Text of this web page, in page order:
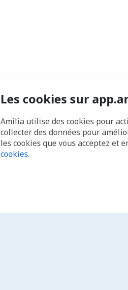
Les cookies sur
Amilia utilise des cookies pour
collecter des données pour
les cookies que vous acceptez et
cookies.